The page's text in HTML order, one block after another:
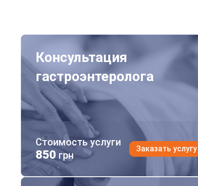
Консультация гастроэнтеролога
Консультация
гастроэнтеролога
Стоимость услуги
850 грн
Заказать услугу
Консультация проктолога